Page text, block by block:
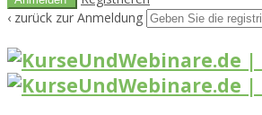
‹ zurück zur Anmeldung